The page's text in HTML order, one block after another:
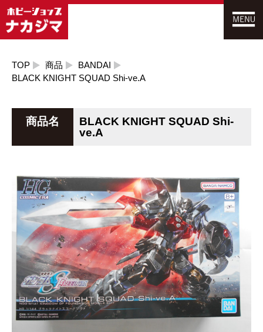
TOP 商品
BANDAI
BLACK KNIGHT SQUAD Shi-ve.A
商品名
BLACK KNIGHT SQUAD Shi-
ve.A